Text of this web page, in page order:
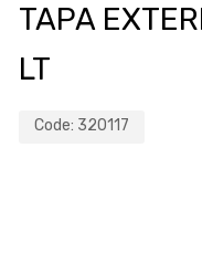
TAPA
LT
Code: 320117